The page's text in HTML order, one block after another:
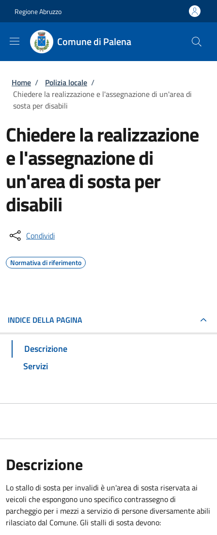
Regione Abruzzo
Comune di Palena
Briciole di pane
Home / Polizia locale /
Chiedere la realizzazione e l'assegnazione di un'area di
sosta per disabili
Chiedere la realizzazione
e l'assegnazione di
un'area di sosta per
disabili
Condividi
Normativa di riferimento
INDICE DELLA PAGINA
Descrizione
Servizi
Descrizione
Lo stallo di sosta per invalidi è un'area di sosta riservata ai
veicoli che espongono uno specifico contrassegno di
parcheggio per i mezzi a servizio di persone diversamente abili
rilasciato dal Comune. Gli stalli di sosta devono: